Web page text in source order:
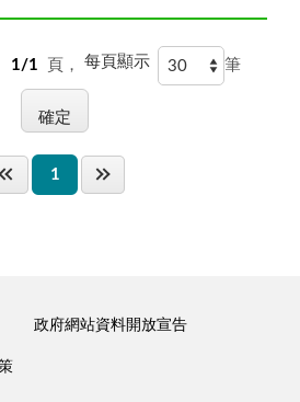
1/1 頁， 每頁顯示 筆
1
政府網站資料開放宣告